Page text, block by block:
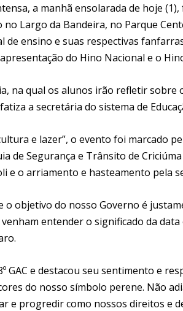
a manhã ensolarada de hoje
no Largo da Bandeira, no Parque
ensino e suas respectivas
do Hino Nacional e o
na qual os alunos irão refletir sobre
a secretária do sistema de
e lazer”, o evento foi marcado
de Segurança e Trânsito de
e o arriamento e hasteamento pela
o objetivo do nosso Governo é
entender o significado da
GAC e destacou seu sentimento e
do nosso símbolo perene. Não
e progredir como nossos direitos e